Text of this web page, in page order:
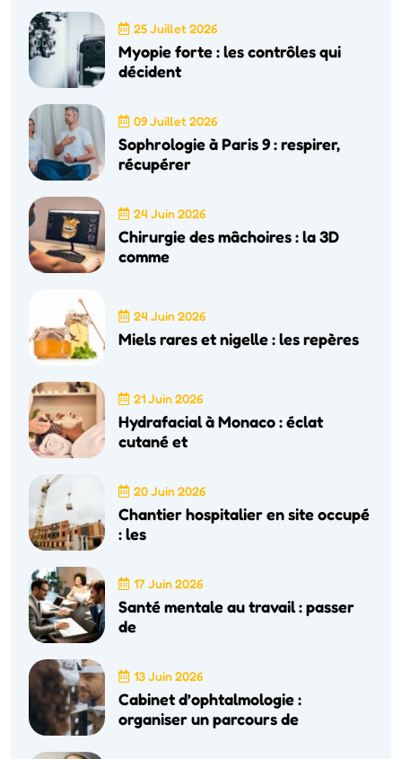
25 Juillet 2026
Myopie forte : les contrôles qui
décident
09 Juillet 2026
Sophrologie à Paris 9 : respirer,
récupérer
24 Juin 2026
Chirurgie des mâchoires : la 3D
comme
24 Juin 2026
Miels rares et nigelle : les repères
21 Juin 2026
Hydrafacial à Monaco : éclat
cutané et
20 Juin 2026
Chantier hospitalier en site occupé
: les
17 Juin 2026
Santé mentale au travail : passer
de
13 Juin 2026
Cabinet d’ophtalmologie :
organiser un parcours de